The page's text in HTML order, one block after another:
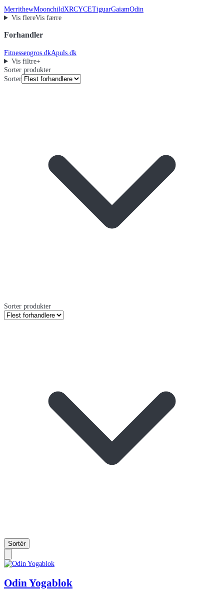
MerrithewMoonchildXRCYCETiguarGaiamOdin
Vis flereVis færre
Forhandler
Fitnessengros.dkApuls.dk
Vis filtre+
Sorter produkter
Sorter
Sorter produkter
Sortér
Odin Yogablok